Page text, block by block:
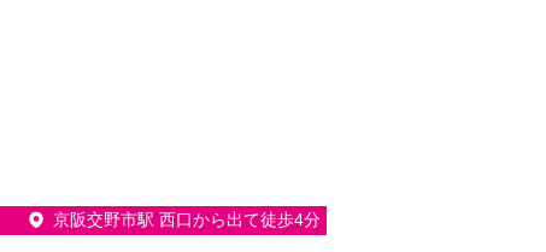
京阪交野市駅 西口から出て徒歩4分